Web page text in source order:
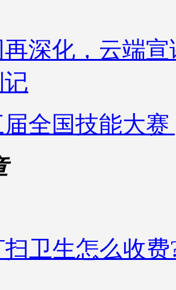
再深化，云端
全国技能大
扫卫生怎么收